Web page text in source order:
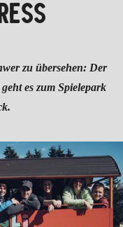
zu übersehen: Der
es zum Spielepark